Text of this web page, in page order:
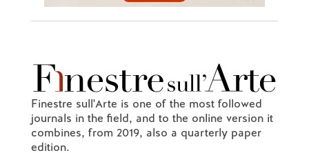
Finestre sull'Arte is one of the most followed
journals in the field, and to the online version it
combines, from 2019, also a quarterly paper
edition.